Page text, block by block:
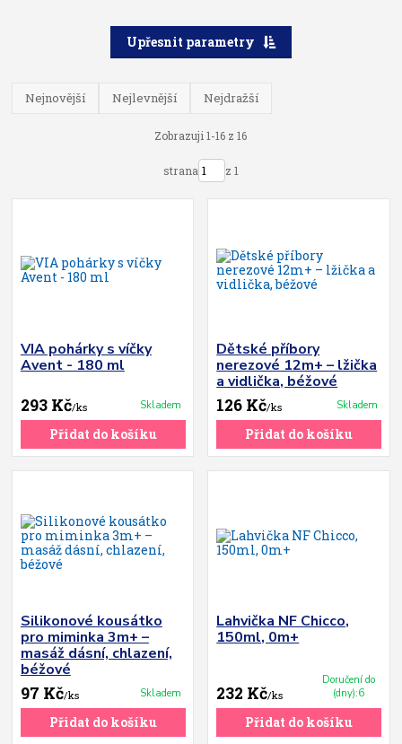
Upřesnit parametry
Nejnovější Nejlevnější Nejdražší
Zobrazuji 1-16 z 16
strana z 1
VIA pohárky s víčky
Avent - 180 ml
293 Kč/ks Skladem
Přidat do košíku
Dětské příbory
nerezové 12m+ – lžička
a vidlička, béžové
126 Kč/ks Skladem
Přidat do košíku
Silikonové kousátko
pro miminka 3m+ –
masáž dásní, chlazení,
béžové
97 Kč/ks Skladem
Přidat do košíku
Lahvička NF Chicco,
150ml, 0m+
232 Kč/ks
Doručení do
(dny):6
Přidat do košíku